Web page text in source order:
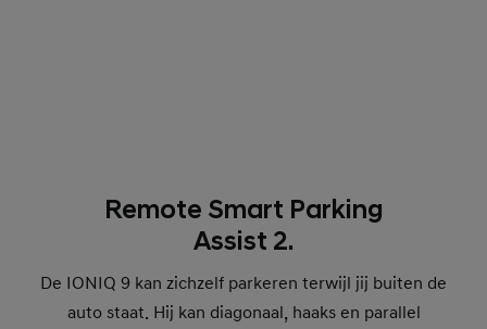
Remote Smart Parking
Assist 2.
De IONIQ 9 kan zichzelf parkeren terwijl jij buiten de
auto staat. Hij kan diagonaal, haaks en parallel